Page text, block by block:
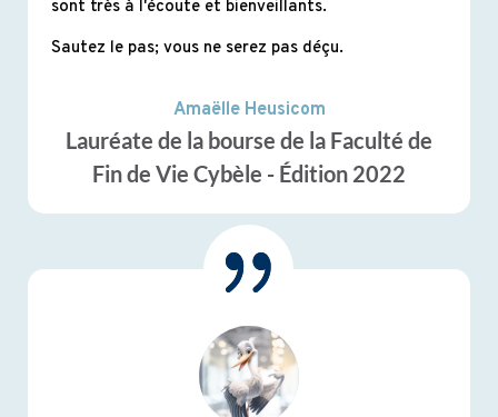
sont très à l'écoute et bienveillants.
Sautez le pas; vous ne serez pas déçu.
Amaëlle Heusicom
Lauréate de la bourse de la Faculté de
Fin de Vie Cybèle - Édition 2022